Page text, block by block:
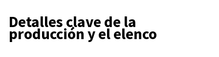
legendarias de la Tierra Media,
"Helm Mano de Hierro",
Detalles clave de la
producción y el elenco